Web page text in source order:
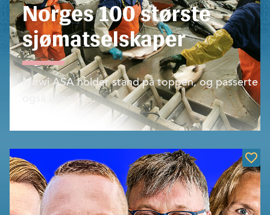
Norges 100 største
sjømatselskaper
Mowi ASA holder stand på toppen, og passerte
også i fjor 40...